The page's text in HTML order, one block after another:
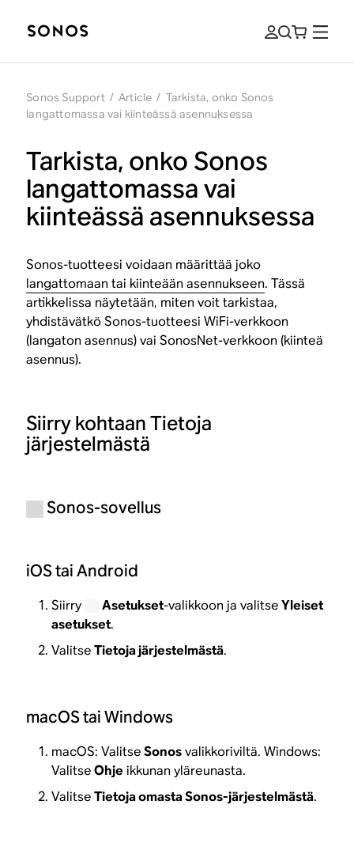
Sonos Support / Article / Tarkista, onko Sonos
langattomassa vai kiinteässä asennuksessa
Tarkista, onko Sonos
langattomassa vai
kiinteässä asennuksessa
Sonos-tuotteesi voidaan määrittää joko
langattomaan tai kiinteään asennukseen. Tässä
artikkelissa näytetään, miten voit tarkistaa,
yhdistävätkö Sonos-tuotteesi WiFi-verkkoon
(langaton asennus) vai SonosNet-verkkoon (kiinteä
asennus).
Siirry kohtaan Tietoja
järjestelmästä
Sonos-sovellus
iOS tai Android
Siirry Asetukset-valikkoon ja valitseYleiset
asetukset.
ValitseTietoja järjestelmästä.
macOS tai Windows
macOS: ValitseSonosvalikkoriviltä. Windows:
ValitseOhje ikkunan yläreunasta.
ValitseTietoja omasta Sonos-järjestelmästä.